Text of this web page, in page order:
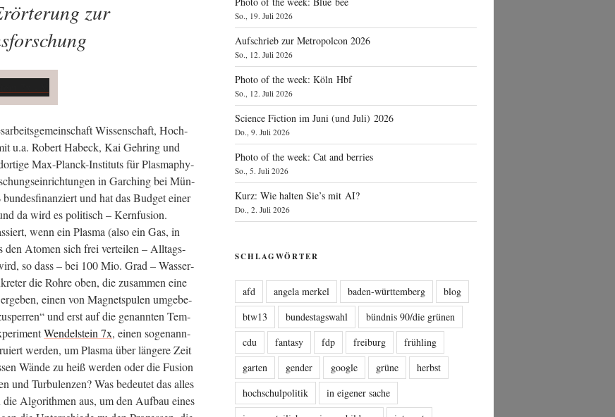
zur
Wis­sen­schaft, Hoch­
u.a. Robert Habeck, Kai Geh­ring und
Max-Planck-Insti­tuts für Plas­ma­phy­
in Gar­ching bei Mün­
und hat das Bud­get einer
da wird es poli­tisch – Kern­fu­si­on.
wenn ein Plas­ma (also ein Gas, in
den Ato­men sich frei ver­tei­len – All­tags­
so dass – bei 100 Mio. Grad – Was­ser­
die Roh­re oben, die zusam­men eine
einen von Magnet­spu­len umge­be­
und erst auf die genann­ten Tem­
Wen­del­stein 7x, einen soge­nann­
wer­den, um Plas­ma über län­ge­re Zeit
Wän­de zu heiß wer­den oder die Fusi­on
und Tur­bu­len­zen? Was bedeu­tet das alles
Algo­rith­men aus, um den Auf­bau eines
So., 19. Juli 2026
Aufschrieb zur Metropolcon 2026
So., 12. Juli 2026
Photo of the week: Köln Hbf
So., 12. Juli 2026
Science Fiction im Juni (und Juli) 2026
Do., 9. Juli 2026
Photo of the week: Cat and berries
So., 5. Juli 2026
Kurz: Wie halten Sie’s mit AI?
Do., 2. Juli 2026
SCHLAGWÖRTER
afd angela merkel baden-württemberg
blog
btw13
bundestagswahl
bündnis 90/die grünen
cdu
fantasy fdp freiburg
frühling
garten
gender google grüne
herbst
hochschulpolitik
in eigener sache